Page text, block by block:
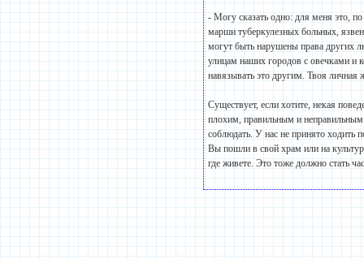
- Могу сказать одно: для меня это,
марши туберкулезных больных,
могут быть нарушены права других
улицам наших городов с овечками и
навязывать это другим. Твоя личная
Существует, если хотите, некая
плохим, правильным и
соблюдать. У нас не принято ходить
Вы пошли в свой храм или на
где живете. Это тоже должно стать